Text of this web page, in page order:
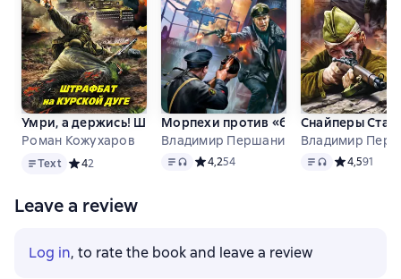
Умри, а держись! Штрафбат на Курской дуге
Роман Кожухаров
TextText Средний рейтинг 4 на основе 2 оценок
42
Морпехи против «белых волков»
Владимир Першанин
Text, audio format available
Средний рейтинг 4,2 на основе 54
4,254
Снайперы
Владимир
Text, audio format
Средний
4,591
Leave a review
Log in, to rate the book and leave a review